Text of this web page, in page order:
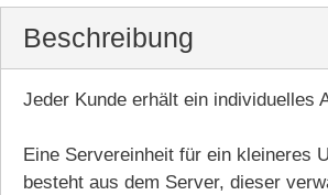
Beschreibung
Jeder Kunde erhält ein individuelles
Eine Servereinheit für ein kleineres
besteht aus dem Server, dieser